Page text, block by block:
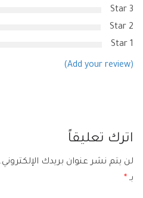
3 Star
2 Star
1 Star
(Add your review)
اترك تعليقاً
لن يتم نشر عنوان بريدك الإلكتروني.
بـ *